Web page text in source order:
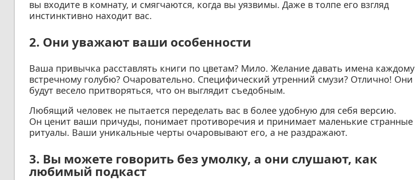
вы входите в комнату, и смягчаются, когда вы уязвимы. Даже в толпе его взгляд
инстинктивно находит вас.
2. Они уважают ваши особенности
Ваша привычка расставлять книги по цветам? Мило. Желание давать имена каждому
встречному голубю? Очаровательно. Специфический утренний смузи? Отлично! Они
будут весело притворяться, что он выглядит съедобным.
Любящий человек не пытается переделать вас в более удобную для себя версию.
Он ценит ваши причуды, понимает противоречия и принимает маленькие странные
ритуалы. Ваши уникальные черты очаровывают его, а не раздражают.
3. Вы можете говорить без умолку, а они слушают, как
любимый подкаст